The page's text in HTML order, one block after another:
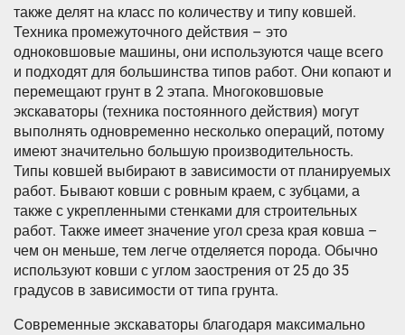
также делят на класс по количеству и типу ковшей.
Техника промежуточного действия – это
одноковшовые машины, они используются чаще всего
и подходят для большинства типов работ. Они копают и
перемещают грунт в 2 этапа. Многоковшовые
экскаваторы (техника постоянного действия) могут
выполнять одновременно несколько операций, потому
имеют значительно большую производительность.
Типы ковшей выбирают в зависимости от планируемых
работ. Бывают ковши с ровным краем, с зубцами, а
также с укрепленными стенками для строительных
работ. Также имеет значение угол среза края ковша –
чем он меньше, тем легче отделяется порода. Обычно
используют ковши с углом заострения от 25 до 35
градусов в зависимости от типа грунта.
Современные экскаваторы благодаря максимально